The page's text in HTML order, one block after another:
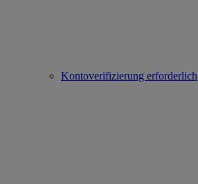
Kontoverifizierung erforderlich